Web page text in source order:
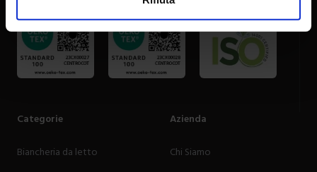
Categorie
Biancheria da letto
Azienda
Chi Siamo